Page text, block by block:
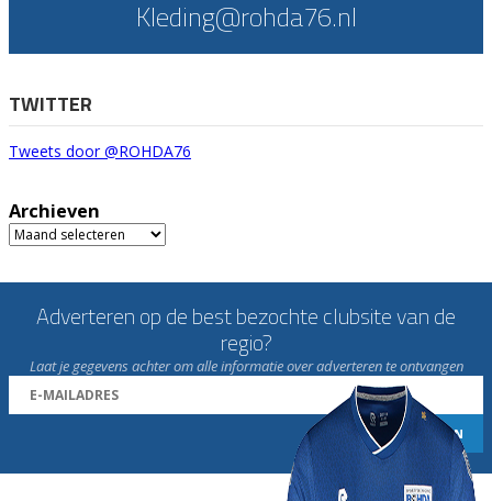
Kleding@rohda76.nl
TWITTER
Tweets door @ROHDA76
Archieven
Archieven
Adverteren op de best bezochte clubsite van de
regio?
Laat je gegevens achter om alle informatie over adverteren te ontvangen